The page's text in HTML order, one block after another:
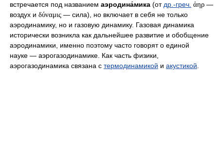
встречается под названием аэродина́мика (от др.-греч. ἀηρ —
воздух и δύναμις — сила), но включает в себя не только
аэродинамику, но и газовую динамику. Газовая динамика
исторически возникла как дальнейшее развитие и обобщение
аэродинамики, именно поэтому часто говорят о единой
науке — аэрогазодинамике. Как часть физики,
аэрогазодинамика связана с термодинамикой и акустикой